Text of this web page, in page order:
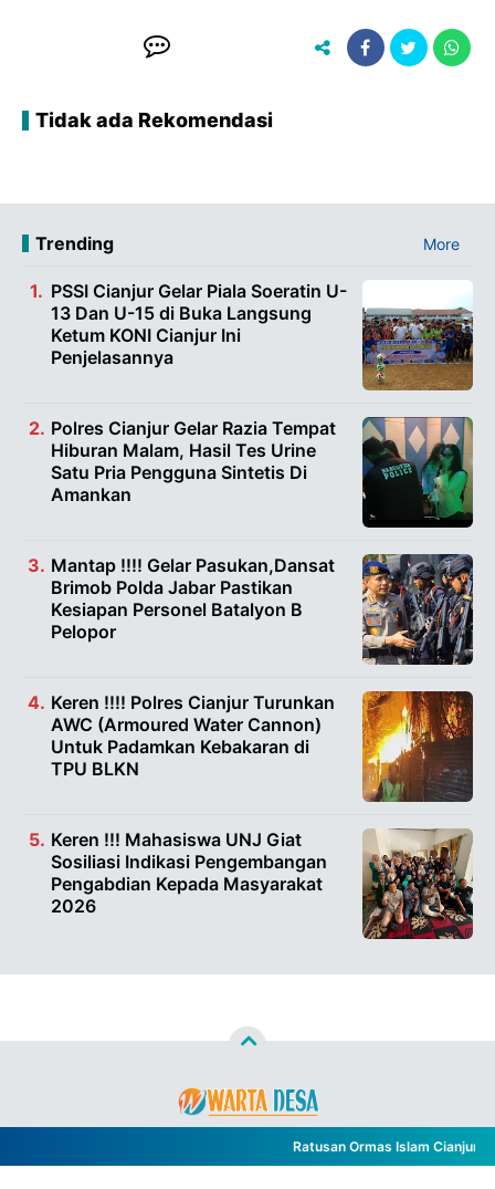
Tidak ada Rekomendasi
Trending More
PSSI Cianjur Gelar Piala Soeratin U-
13 Dan U-15 di Buka Langsung
Ketum KONI Cianjur Ini
Penjelasannya
Polres Cianjur Gelar Razia Tempat
Hiburan Malam, Hasil Tes Urine
Satu Pria Pengguna Sintetis Di
Amankan
Mantap !!!! Gelar Pasukan,Dansat
Brimob Polda Jabar Pastikan
Kesiapan Personel Batalyon B
Pelopor
Keren !!!! Polres Cianjur Turunkan
AWC (Armoured Water Cannon)
Untuk Padamkan Kebakaran di
TPU BLKN
Keren !!! Mahasiswa UNJ Giat
Sosiliasi Indikasi Pengembangan
Pengabdian Kepada Masyarakat
2026
Ratusan Ormas Islam Cianjur
- All Rights Reserved
Nghustle
PEDOMAN PEMBERITAAN MEDIA SIBER